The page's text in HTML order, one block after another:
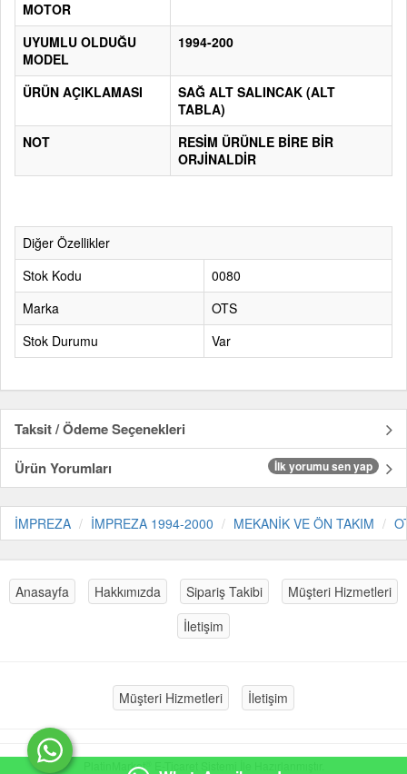
MOTOR
UYUMLU OLDUĞU
MODEL
1994-200
ÜRÜN AÇIKLAMASI
SAĞ ALT SALINCAK (ALT
TABLA)
NOT
RESİM ÜRÜNLE BİRE BİR
ORJİNALDİR
Diğer Özellikler
Stok Kodu
0080
Marka
OTS
Stok Durumu
Var
Taksit / Ödeme Seçenekleri
Ürün Yorumları
İlk yorumu sen yap
İMPREZA İMPREZA 1994-2000 MEKANİK VE ÖN TAKIM
Anasayfa Hakkımızda Sipariş Takibi
Müşteri Hizmetleri
İletişim
Müşteri Hizmetleri İletişim
PlatinMarket